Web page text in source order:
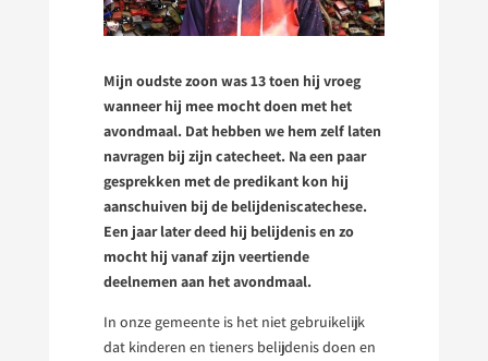
Mijn oudste zoon was 13 toen hij vroeg
wanneer hij mee mocht doen met het
avondmaal. Dat hebben we hem zelf laten
navragen bij zijn catecheet. Na een paar
gesprekken met de predikant kon hij
aanschuiven bij de belijdeniscatechese.
Een jaar later deed hij belijdenis en zo
mocht hij vanaf zijn veertiende
deelnemen aan het avondmaal.
In onze gemeente is het niet gebruikelijk
dat kinderen en tieners belijdenis doen en